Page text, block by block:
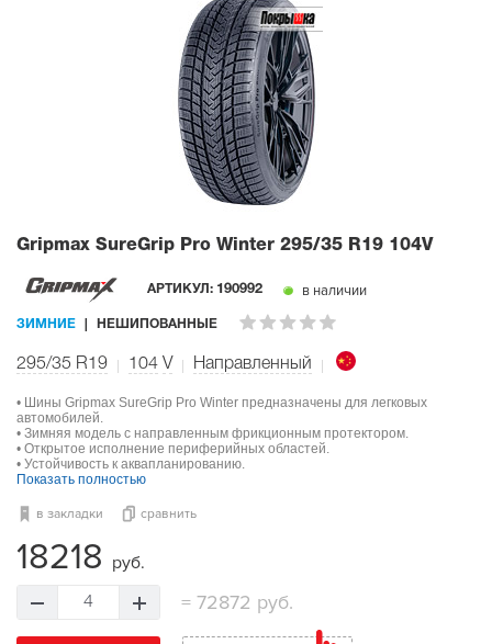
Gripmax SureGrip Pro Winter 295/35 R19 104V
АРТИКУЛ: 190992 в наличии
ЗИМНИЕ НЕШИПОВАННЫЕ
295/35 R19 104 V Направленный
• Шины Gripmax SureGrip Pro Winter предназначены для легковых
автомобилей.
• Зимняя модель с направленным фрикционным протектором.
• Открытое исполнение периферийных областей.
• Устойчивость к аквапланированию.
Показать полностью
в закладки сравнить
18218 руб.
4 =72872 руб.